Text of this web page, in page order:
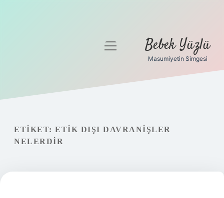
Gizlilik Politikası
menüyü
Bebek Yüzlü
Masumiyetin Simgesi
ETIKET: ETIK DIŞI DAVRANIŞLER
NELERDIR